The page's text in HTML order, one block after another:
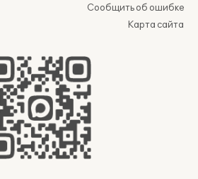
Сообщить об ошибке
Карта сайта